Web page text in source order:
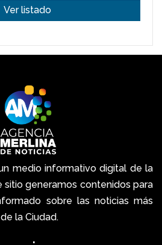
Ver listado
medio informativo digital de la
sitio generamos contenidos para
sobre las noticias más
la Ciudad.